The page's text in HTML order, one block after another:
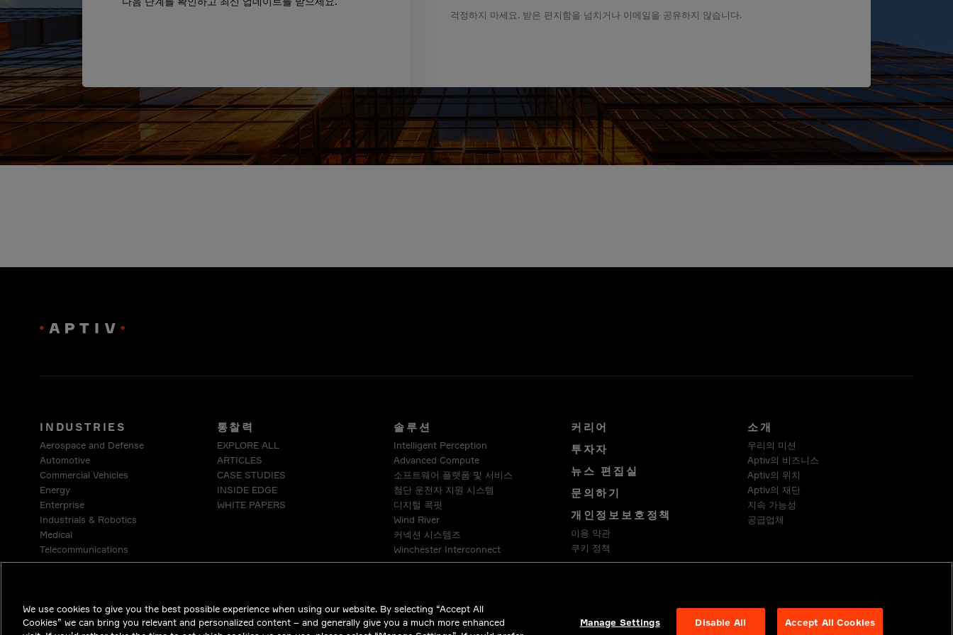
걱정하지 마세요. 받은 편지함을 넘치거나 이메일을 공유하지 않습니다.
INDUSTRIES
Aerospace and Defense
Automotive
Commercial Vehicles
Energy
Enterprise
Industrials & Robotics
Medical
Telecommunications
통찰력
EXPLORE ALL
ARTICLES
CASE STUDIES
INSIDE EDGE
WHITE PAPERS
솔루션
Intelligent Perception
Advanced Compute
소프트웨어 플랫폼 및 서비스
첨단 운전자 지원 시스템
디지털 콕핏
Wind River
커넥션 시스템즈
Winchester Interconnect
Intercable Automotive Solutions
커리어
투자자
뉴스 편집실
문의하기
개인정보보호정책
이용 약관
쿠키 정책
소개
우리의 미션
Aptiv의 비즈니스
Aptiv의 위치
Aptiv의 재단
지속 가능성
공급업체
We use cookies to give you the best possible experience when using our website. By selecting “Accept All
Cookies” we can bring you relevant and personalized content – and generally give you a much more enhanced
Manage Settings Disable All Accept All Cookies